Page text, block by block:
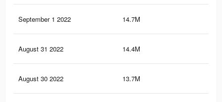
September 1 2022 14.7M
August 31 2022 14.4M
August 30 2022 13.7M